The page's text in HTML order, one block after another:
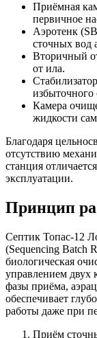
Приёмная
первичное
Аэротенк
сточных вод
Вторичный
от ила.
избыточного
Камера
жидкости
Благодаря
отсутствию
станция
эксплуатации.
Принцип
Септик Топас-12
(Sequencing Batch
биологическая
управлением двух
фазы приёма,
обеспечивает
работы даже при
Приём